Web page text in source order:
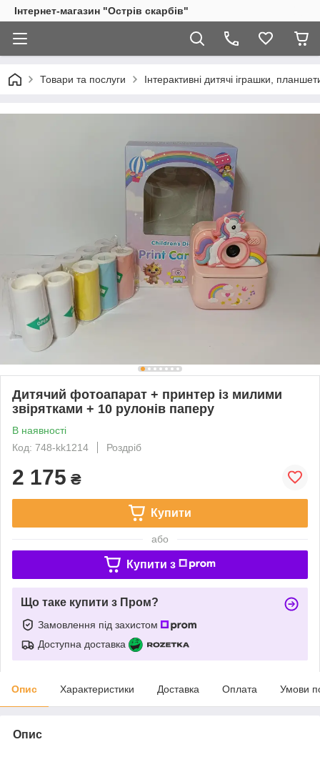
Інтернет-магазин "Острів скарбів"
Товари та послуги Інтерактивні дитячі іграшки,
Дитячий фотоапарат + принтер із милими
звірятками + 10 рулонів паперу
В наявності
Код: 748-kk1214
Роздріб
2 175 ₴
Купити
або
Купити з
Що таке купити з Пром?
Замовлення під захистом
Доступна доставка
Опис Характеристики Доставка Оплата Умови
Опис